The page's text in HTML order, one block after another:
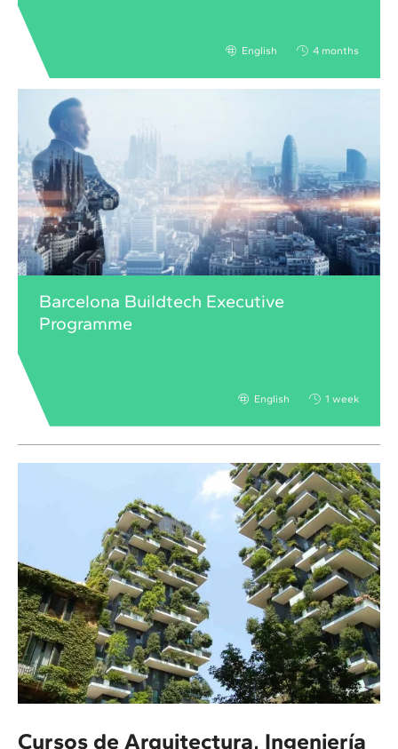
English 4 months
Barcelona Buildtech Executive
Programme
English 1 week
Cursos de Arquitectura, Ingeniería